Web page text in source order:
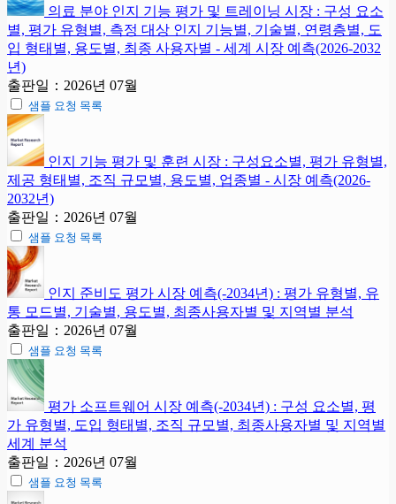
의료 분야 인지 기능 평가 및 트레이닝 시장 : 구성 요소
별, 평가 유형별, 측정 대상 인지 기능별, 기술별, 연령층별, 도
입 형태별, 용도별, 최종 사용자별 - 세계 시장 예측(2026-2032
년)
출판일：2026년 07월
샘플 요청 목록
인지 기능 평가 및 훈련 시장 : 구성요소별, 평가 유형별,
제공 형태별, 조직 규모별, 용도별, 업종별 - 시장 예측(2026-
2032년)
출판일：2026년 07월
샘플 요청 목록
인지 준비도 평가 시장 예측(-2034년) : 평가 유형별, 유
통 모드별, 기술별, 용도별, 최종사용자별 및 지역별 분석
출판일：2026년 07월
샘플 요청 목록
평가 소프트웨어 시장 예측(-2034년) : 구성 요소별, 평
가 유형별, 도입 형태별, 조직 규모별, 최종사용자별 및 지역별
세계 분석
출판일：2026년 07월
샘플 요청 목록